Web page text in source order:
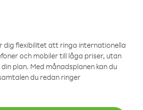
dig flexibilitet att ringa internationella
och mobiler till låga priser, utan
plan. Med månadsplanen kan du
du redan ringer